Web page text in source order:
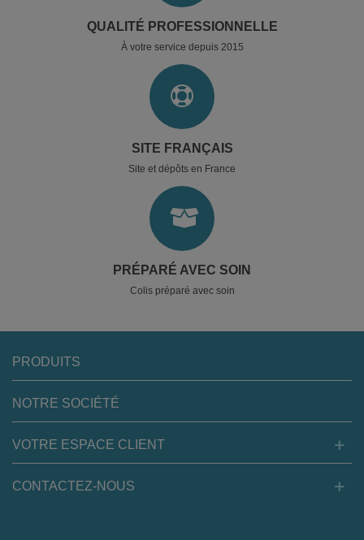
QUALITÉ PROFESSIONNELLE
À votre service depuis 2015
SITE FRANÇAIS
Site et dépôts en France
PRÉPARÉ AVEC SOIN
Colis préparé avec soin
PRODUITS
NOTRE SOCIÉTÉ
VOTRE ESPACE CLIENT
CONTACTEZ-NOUS